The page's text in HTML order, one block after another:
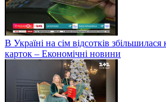
В Україні на сім відсотків збільшилася
карток – Економічні новини